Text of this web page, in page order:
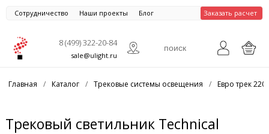
Сотрудничество Наши проекты Блог Заказать расчет
8 (499) 322-20-84
sale@ulight.ru
Главная / Каталог / Трековые системы освещения / Евро трек
Трековый светильник Technical